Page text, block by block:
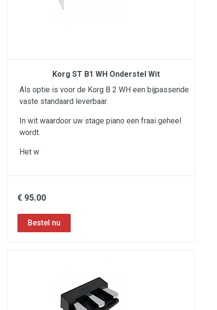
Korg ST B1 WH Onderstel Wit
Als optie is voor de Korg B 2 WH een bijpassende
vaste standaard leverbaar.
In wit waardoor uw stage piano een fraai geheel
wordt.
Het w
€ 95.00